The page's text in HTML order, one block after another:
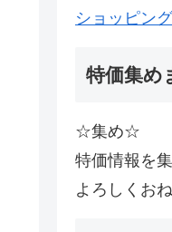
ショッピン
特価集め
☆集め☆
特価情報を
よろしくお